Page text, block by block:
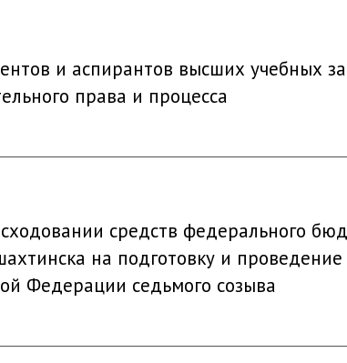
и аспирантов высших учебных
права и процесса
средств федерального
на подготовку и
Федерации седьмого созыва